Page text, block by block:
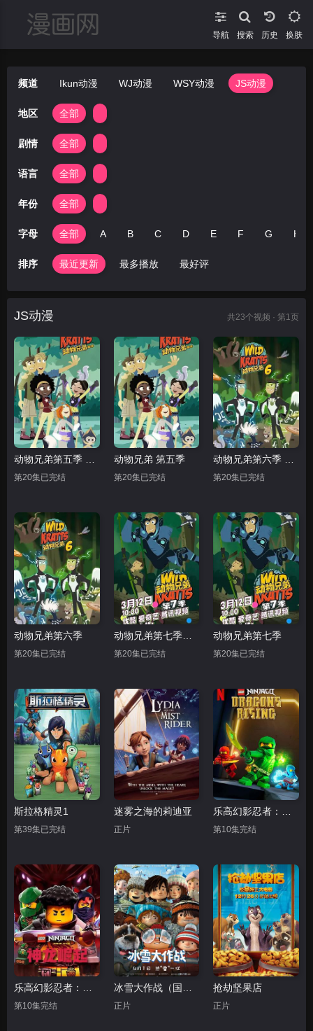
导航 搜索 换肤
频道 Ikun动漫 WJ动漫 WSY动漫 JS动漫
地区 全部
剧情 全部
语言 全部
年份 全部
字母 全部 A B C D E F G H
排序 最近更新 最多播放 最好评
JS动漫 共23个视频 · 第1页
动物兄弟第五季 中文配音
第20集已完结
动物兄弟 第五季
第20集已完结
动物兄弟第六季 中文配音
第20集已完结
动物兄弟第六季
第20集已完结
动物兄弟第七季中文配音
第20集已完结
动物兄弟第七季
第20集已完结
斯拉格精灵1
第39集已完结
迷雾之海的莉迪亚
正片
乐高幻影忍者：神龙崛起
第10集完结
第10集完结 正片
抢劫坚果店
正片